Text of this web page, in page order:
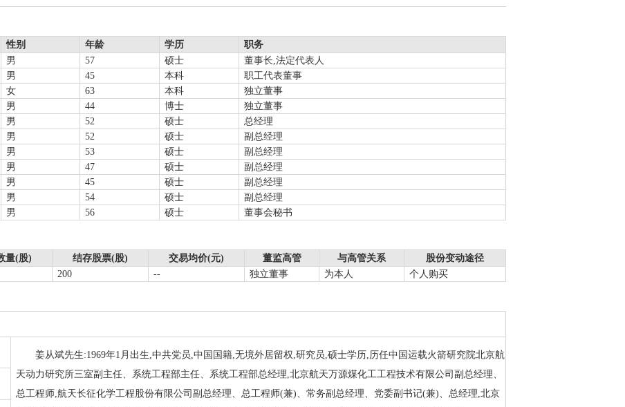
性别 年龄 学历
职务
男 57 硕士
董事长,法定代表人
男 45 本科
职工代表董事
女 63 本科
独立董事
男 44 博士
独立董事
男 52 硕士
总经理
男 52 硕士
副总经理
男 53 硕士
副总经理
男 47 硕士
副总经理
男 45 硕士
副总经理
男 54 硕士
副总经理
男 56 硕士 董事会秘书
量(股) 结存股票(股) 交易均价(元) 董监高管 与高管关系
股份变动途径
200 -- 独立董事 为本人 个人购买
姜从斌先生:1969年1月出生,中共党员,中国国籍,无境外居留权,研究员,硕士学历,历任中国运载火箭研究院北京航
天动力研究所三室副主任、系统工程部主任、系统工程部总经理,北京航天万源煤化工工程技术有限公司副总经理、
总工程师,航天长征化学工程股份有限公司副总经理、总工程师(兼)、常务副总经理、党委副书记(兼)、总经理,北京